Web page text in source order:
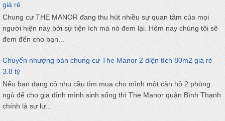
giá rẻ
Chung cư THE MANOR đang thu hút nhiều sự quan tâm của mọi
người hiện nay bởi sự tiện ích mà nó đem lại. Hôm nay chúng tôi sẽ
đem đến cho bạn...
Chuyển nhượng bán chung cư The Manor 2 diện tích 80m2 giá rẻ
3.8 tỷ
Nếu bạn đang có nhu cầu tìm mua cho mình một căn hộ 2 phòng
ngủ để cho gia đình mình sinh sống thì The Manor quận Bình Thạnh
chính là sự lự...